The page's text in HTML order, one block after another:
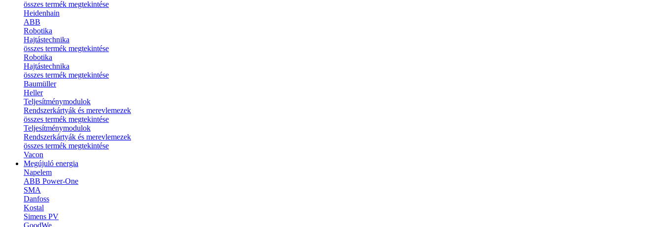
összes termék megtekintése
Heidenhain
ABB
Robotika
Hajtástechnika
összes termék megtekintése
Robotika
Hajtástechnika
összes termék megtekintése
Baumüller
Heller
Teljesítménymodulok
Rendszerkártyák és merevlemezek
összes termék megtekintése
Teljesítménymodulok
Rendszerkártyák és merevlemezek
összes termék megtekintése
Vacon
Megújuló energia
Napelem
ABB Power-One
SMA
Danfoss
Kostal
Simens PV
GoodWe